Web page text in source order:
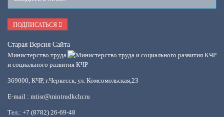
E-
Mail
ПОДПИСАТЬСЯ
Старая Версия Сайта
Министерство труда
и социального развития КЧР
369000, КЧР, г.Черкесск, ул. Комсомольская,23
E-mail : mtisr@mintrudkchr.ru
Тел.: +7 (8782) 26-69-48